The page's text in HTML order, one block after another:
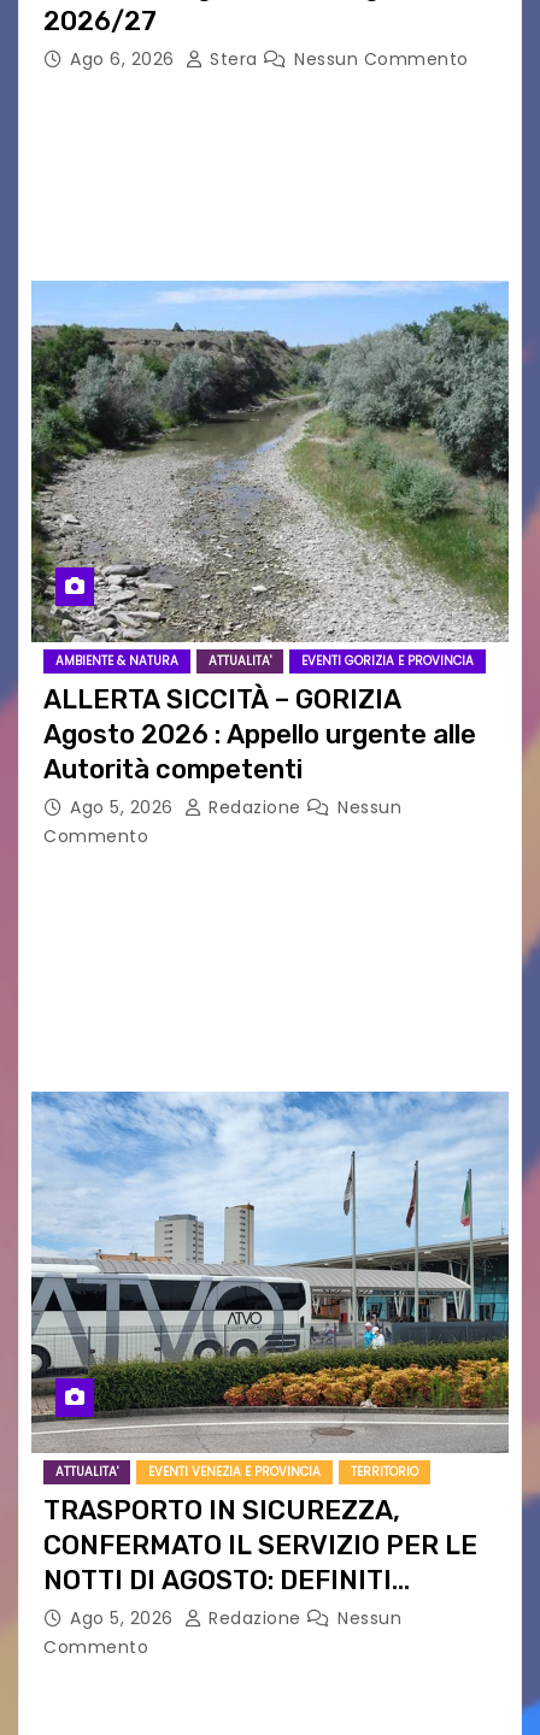
2026/27
Ago 6, 2026 Stera Nessun Commento
AMBIENTE & NATURA ATTUALITA' EVENTI GORIZIA E PROVINCIA
ALLERTA SICCITÀ – GORIZIA
Agosto 2026 : Appello urgente alle
Autorità competenti
Ago 5, 2026 Redazione
Nessun
Commento
ATTUALITA' EVENTI VENEZIA E PROVINCIA TERRITORIO
TRASPORTO IN SICUREZZA,
CONFERMATO IL SERVIZIO PER LE
NOTTI DI AGOSTO: DEFINITI
PERCORSI, FERMATE E ORARIO
Ago 5, 2026 Redazione
Nessun
Commento